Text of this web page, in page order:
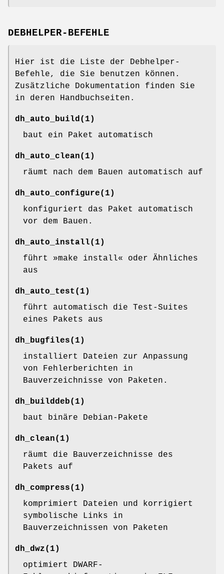
DEBHELPER-BEFEHLE
Hier ist die Liste der Debhelper-
Befehle, die Sie benutzen können.
Zusätzliche Dokumentation finden Sie
in deren Handbuchseiten.
dh_auto_build(1)
baut ein Paket automatisch
dh_auto_clean(1)
räumt nach dem Bauen automatisch auf
dh_auto_configure(1)
konfiguriert das Paket automatisch
vor dem Bauen.
dh_auto_install(1)
führt »make install« oder Ähnliches
aus
dh_auto_test (1)
führt automatisch die Test-Suites
eines Pakets aus
dh_bugfiles(1)
installiert Dateien zur Anpassung
von Fehlerberichten in
Bauverzeichnisse von Paketen.
dh_builddeb(1)
baut binäre Debian-Pakete
dh_clean(1)
räumt die Bauverzeichnisse des
Pakets auf
dh_compress(1)
komprimiert Dateien und korrigiert
symbolische Links in
Bauverzeichnissen von Paketen
dh_dwz(1)
optimiert DWARF-